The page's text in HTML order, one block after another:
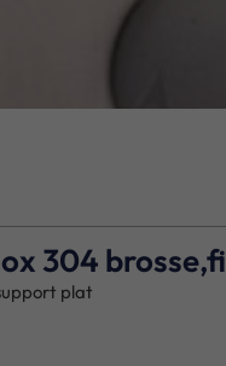
304
plat